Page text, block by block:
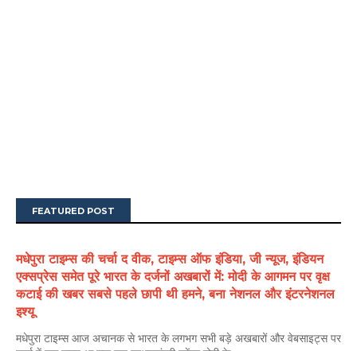
FEATURED POST
मधेपुरा टाइम्स की चर्चा द वीक, टाइम्स ऑफ इंडिया, जी न्यूज, इंडियन
एक्सप्रेस समेत पूरे भारत के दर्जनों अखबारों में: मोदी के आगमन पर वृक्ष
कटाई की खबर सबसे पहले छापी थी हमने, बना नेशनल और इंटरनेशनल
इश्यू
मधेपुरा टाइम्स आज अचानक से भारत के लगभग सभी बड़े अखबारों और वेबसाइट्स पर